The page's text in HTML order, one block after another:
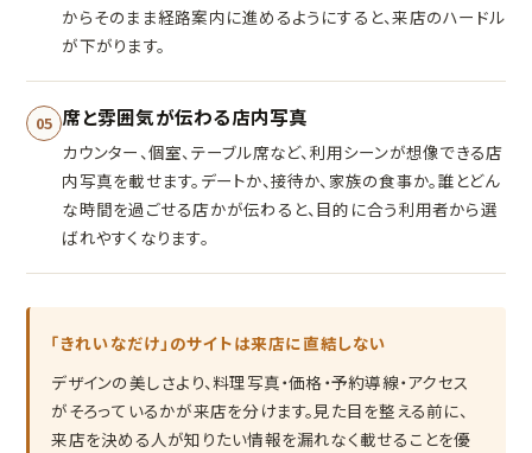
からそのまま経路案内に進めるようにすると、来店のハードル
が下がります。
05 席と雰囲気が伝わる店内写真
カウンター、個室、テーブル席など、利用シーンが想像できる店
内写真を載せます。デートか、接待か、家族の食事か。誰とどん
な時間を過ごせる店かが伝わると、目的に合う利用者から選
ばれやすくなります。
「きれいなだけ」のサイトは来店に直結しない
デザインの美しさより、料理写真・価格・予約導線・アクセス
がそろっているかが来店を分けます。見た目を整える前に、
来店を決める人が知りたい情報を漏れなく載せることを優